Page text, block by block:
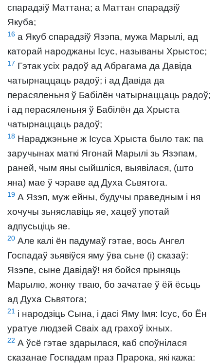
спарадзіў Маттана; а Маттан спарадзіў
Якуба;
16 а Якуб спарадзіў Язэпа, мужа Марылі, ад
каторай народжаны Ісус, называны Хрыстос;
17 Гэтак усіх радоў ад Абрагама да Давіда
чатырнаццаць радоў; і ад Давіда да
перасяленьня ў Бабілён чатырнаццаць радоў;
і ад перасяленьня ў Бабілён да Хрыста
чатырнаццаць радоў;
18 Нараджэньне ж Ісуса Хрыста было так: па
заручынах маткі Ягонай Марылі зь Язэпам,
раней, чым яны сыйшліся, выявілася, (што
яна) мае ў чэраве ад Духа Сьвятога.
19 А Язэп, муж ейны, будучы праведным і ня
хочучы зьняславіць яе, хацеў употай
адпусьціць яе.
20 Але калі ён падумаў гэтае, вось Ангел
Госпадаў зьявіўся яму ўва сьне (і) сказаў:
Язэпе, сыне Давідаў! ня бойся прыняць
Марылю, жонку тваю, бо зачатае ў ёй ёсьць
ад Духа Сьвятога;
21 і народзіць Сына, і дасі Яму Імя: Ісус, бо Ён
уратуе людзей Сваіх ад грахоў іхных.
22 А ўсё гэтае здарылася, каб споўнілася
сказанае Госпадам праз Прарока, які кажа: